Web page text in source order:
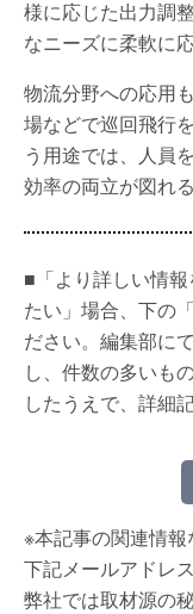
様に応じた出力調
なニーズに柔軟に
物流分野への応用
場などで巡回飛行
う用途では、人員
効率の両立が図れる
■「より詳しい情
たい」場合、下の
ださい。編集部に
し、件数の多いも
したうえで、詳細
※本記事の関連情
下記メールアドレ
弊社では取材源の